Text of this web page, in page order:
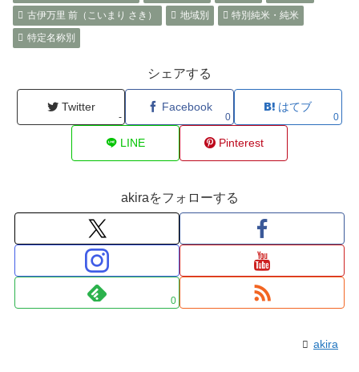
古伊万里 前（こいまり さき）
地域別
特別純米・純米
特定名称別
シェアする
Twitter
-
Facebook
0
はてブ
0
LINE Pinterest
akiraをフォローする
0
akira